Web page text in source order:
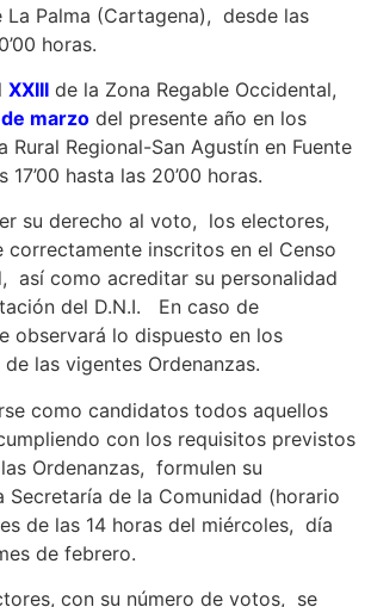
Palma (Cartagena), desde las
horas.
XXIII de la Zona Regable Occidental,
marzo del presente año en los
Rural Regional-San Agustín en Fuente
hasta las 20’00 horas.
su derecho al voto, los electores,
correctamente inscritos en el Censo
así como acreditar su personalidad
del D.N.I. En caso de
observará lo dispuesto en los
las vigentes Ordenanzas.
como candidatos todos aquellos
con los requisitos previstos
Ordenanzas, formulen su
Secretaría de la Comunidad (horario
de las 14 horas del miércoles, día
de febrero.
con su número de votos, se